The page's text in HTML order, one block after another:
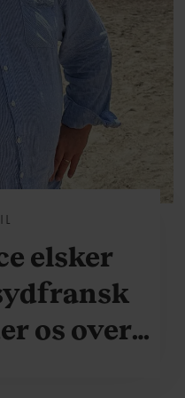
elsker
os over,